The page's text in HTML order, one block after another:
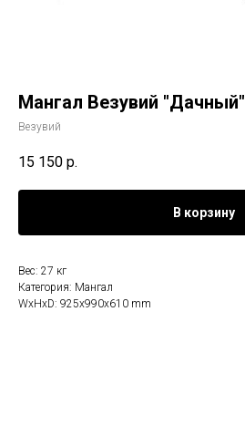
Мангал Везувий "Дачный"
Везувий
15 150 р.
В корзину
Вес: 27 кг
Категория: Мангал
WxHxD: 925x990x610 mm